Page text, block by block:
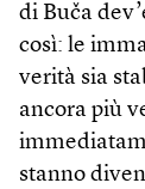
di Buča
così: le
verità sia
ancora più
stanno